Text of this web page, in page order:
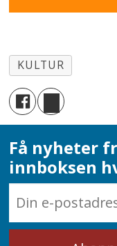
KULTUR
Få nyheter
innboksen